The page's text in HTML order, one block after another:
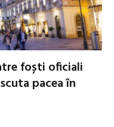
foști oficiali
pacea în